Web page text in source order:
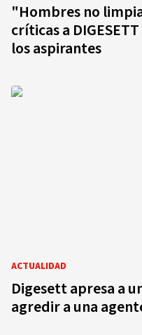
"Hombres no
críticas a
los aspirantes
ACTUALIDAD
Digesett apresa a
agredir a una